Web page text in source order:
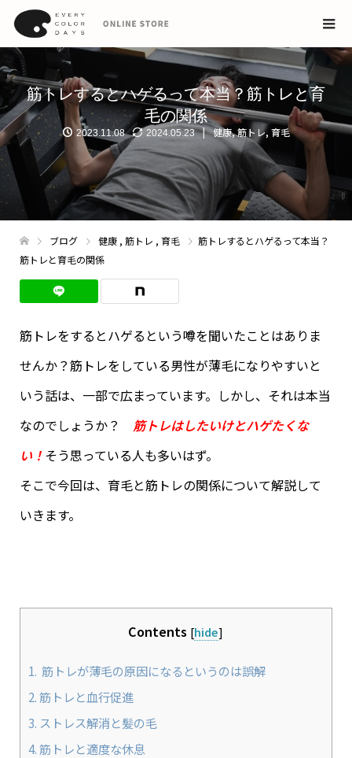
筋トレするとハゲるって本当？筋トレと育
毛の関係
2023.11.08 2024.05.23 健康,筋トレ, 育毛
ブログ 健康 , 筋トレ , 育毛
筋トレするとハゲるって本当？
筋トレと育毛の関係
筋トレをするとハゲるという噂を聞いたことはありま
せんか？筋トレをしている男性が薄毛になりやすいと
いう話は、一部で広まっています。しかし、それは本当
なのでしょうか？ 筋トレはしたいけとハゲたくな
い！ そう思っている人も多いはず。
そこで今回は、育毛と筋トレの関係について解説して
いきます。
Contents [hide]
1. 筋トレが薄毛の原因になるというのは誤解
2.筋トレと血行促進
3. ストレス解消と髪の毛
4.筋トレと適度な休息